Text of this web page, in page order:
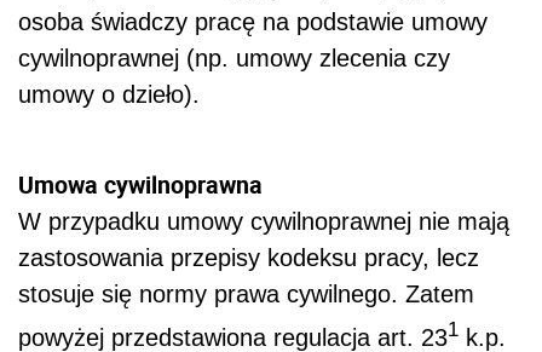
osoba świadczy pracę na podstawie umowy
cywilnoprawnej (np. umowy zlecenia czy
umowy o dzieło).
Umowa cywilnoprawna
W przypadku umowy cywilnoprawnej nie mają
zastosowania przepisy kodeksu pracy, lecz
stosuje się normy prawa cywilnego. Zatem
powyżej przedstawiona regulacja art. 231 k.p.